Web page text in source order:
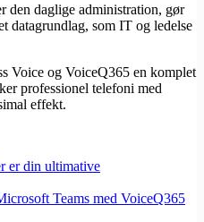
den daglige administration, gør
datagrundlag, som IT og ledelse
Voice og VoiceQ365 en komplet
professionel telefoni med
effekt.
er din ultimative
Teams med VoiceQ365